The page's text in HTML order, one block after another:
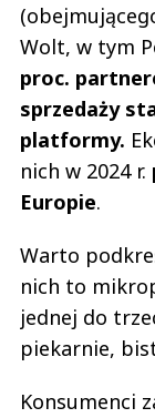
Wolt, w tym
proc.
sprzedaży
platformy.
nich w 2024 r.
Europie.
Warto
nich to
jednej do
piekarnie,
Konsumenci